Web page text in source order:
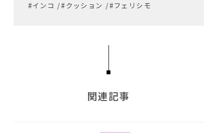
#インコ /#クッション /#フェリシモ
関連記事